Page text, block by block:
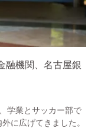
融機関、名古屋銀
学業とサッカー部で
に広げてきました。